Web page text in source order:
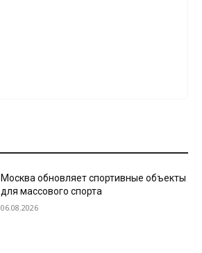
Москва обновляет спортивные объекты
для массового спорта
06.08.2026